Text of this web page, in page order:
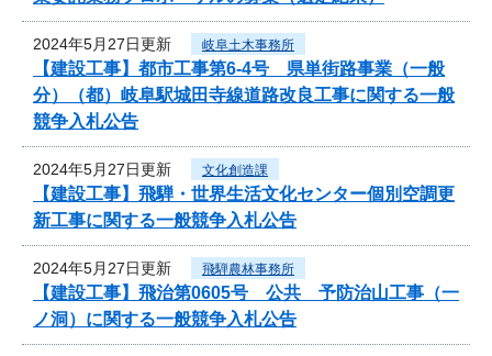
2024年5月27日更新 岐阜土木事務所
【建設工事】都市工事第6-4号 県単街路事業（一般
分）（都）岐阜駅城田寺線道路改良工事に関する一般
競争入札公告
2024年5月27日更新 文化創造課
【建設工事】飛騨・世界生活文化センター個別空調更
新工事に関する一般競争入札公告
2024年5月27日更新 飛騨農林事務所
【建設工事】飛治第0605号 公共 予防治山工事（一
ノ洞）に関する一般競争入札公告